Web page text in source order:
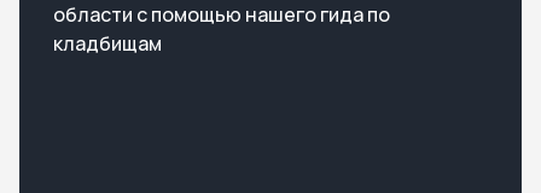
области с помощью нашего гида по
кладбищам